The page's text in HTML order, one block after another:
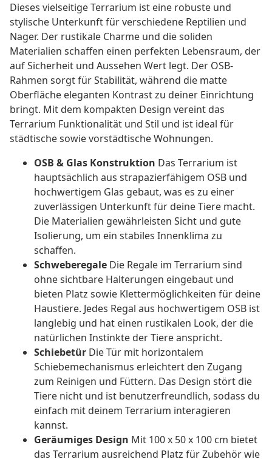
Dieses vielseitige Terrarium ist eine robuste und
stylische Unterkunft für verschiedene Reptilien und
Nager. Der rustikale Charme und die soliden
Materialien schaffen einen perfekten Lebensraum, der
auf Sicherheit und Aussehen Wert legt. Der OSB-
Rahmen sorgt für Stabilität, während die matte
Oberfläche eleganten Kontrast zu deiner Einrichtung
bringt. Mit dem kompakten Design vereint das
Terrarium Funktionalität und Stil und ist ideal für
städtische sowie vorstädtische Wohnungen.
OSB & Glas Konstruktion Das Terrarium ist
hauptsächlich aus strapazierfähigem OSB und
hochwertigem Glas gebaut, was es zu einer
zuverlässigen Unterkunft für deine Tiere macht.
Die Materialien gewährleisten Sicht und gute
Isolierung, um ein stabiles Innenklima zu
schaffen.
Schweberegale Die Regale im Terrarium sind
ohne sichtbare Halterungen eingebaut und
bieten Platz sowie Klettermöglichkeiten für deine
Haustiere. Jedes Regal aus hochwertigem OSB ist
langlebig und hat einen rustikalen Look, der die
natürlichen Instinkte der Tiere anspricht.
Schiebetür Die Tür mit horizontalem
Schiebemechanismus erleichtert den Zugang
zum Reinigen und Füttern. Das Design stört die
Tiere nicht und ist benutzerfreundlich, sodass du
einfach mit deinem Terrarium interagieren
kannst.
Geräumiges Design Mit 100 x 50 x 100 cm bietet
das Terrarium ausreichend Platz für Zubehör wie